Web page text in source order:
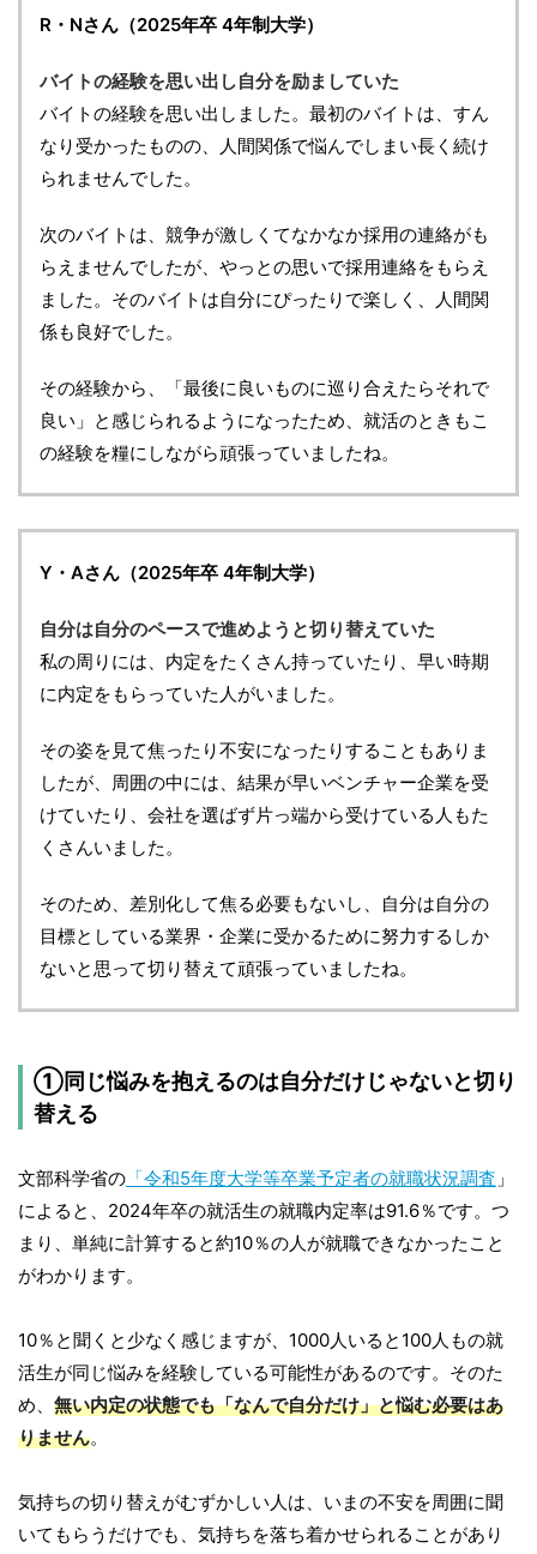
R・Nさん（2025年卒 4年制大学）
バイトの経験を思い出し自分を励ましていた
バイトの経験を思い出しました。最初のバイトは、すん
なり受かったものの、人間関係で悩んでしまい長く続け
られませんでした。
次のバイトは、競争が激しくてなかなか採用の連絡がも
らえませんでしたが、やっとの思いで採用連絡をもらえ
ました。そのバイトは自分にぴったりで楽しく、人間関
係も良好でした。
その経験から、「最後に良いものに巡り合えたらそれで
良い」と感じられるようになったため、就活のときもこ
の経験を糧にしながら頑張っていましたね。
Y・Aさん（2025年卒 4年制大学）
自分は自分のペースで進めようと切り替えていた
私の周りには、内定をたくさん持っていたり、早い時期
に内定をもらっていた人がいました。
その姿を見て焦ったり不安になったりすることもありま
したが、周囲の中には、結果が早いベンチャー企業を受
けていたり、会社を選ばず片っ端から受けている人もた
くさんいました。
そのため、差別化して焦る必要もないし、自分は自分の
目標としている業界・企業に受かるために努力するしか
ないと思って切り替えて頑張っていましたね。
①同じ悩みを抱えるのは自分だけじゃないと切り
替える
文部科学省の 「令和5年度大学等卒業予定者の就職状況調査 」
によると、2024年卒の就活生の就職内定率は91.6％です。つ
まり、単純に計算すると約10％の人が就職できなかったこと
がわかります。
10％と聞くと少なく感じますが、1000人いると100人もの就
活生が同じ悩みを経験している可能性があるのです。そのた
め、 無い内定の状態でも「なんで自分だけ」と悩む必要はあ
りません。
気持ちの切り替えがむずかしい人は、いまの不安を周囲に聞
いてもらうだけでも、気持ちを落ち着かせられることがあり